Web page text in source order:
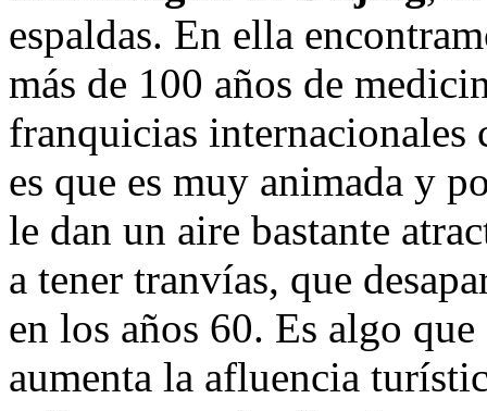
espaldas. En ella
más de 100 años de
franquicias
es que es muy animada y
le dan un aire bastante
a tener tranvías, que
en los años 60. Es algo
aumenta la afluencia